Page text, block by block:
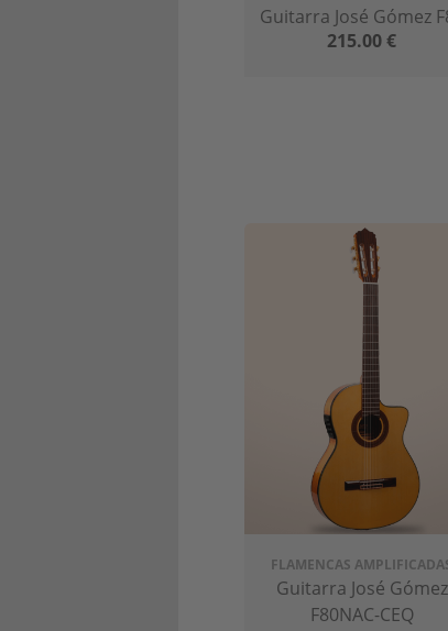
A lo largo de los años, José
territorio tanto nacional
El catálogo de guitarras
para principiantes hasta
Los modelos clásicas
tradicionalespara garantizar
Guitarra José Gómez
215.00€
FLAMENCAS
Guitarra José Gómez
F80NAC-CEQ